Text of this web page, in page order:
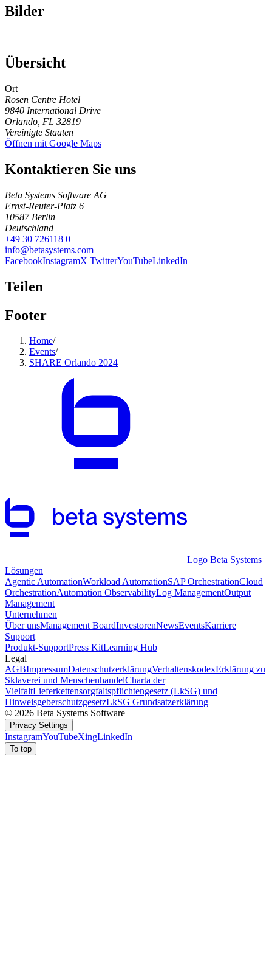
Bilder
Übersicht
Ort
Rosen Centre Hotel
9840 International Drive
Orlando, FL 32819
Vereinigte Staaten
Öffnen mit Google Maps
Kontaktieren Sie uns
Beta Systems Software AG
Ernst-Reuter-Platz 6
10587 Berlin
Deutschland
+49 30 726118 0
info@betasystems.com
FacebookInstagramX TwitterYouTubeLinkedIn
Teilen
Footer
Home/
Events/
SHARE Orlando 2024
Logo Beta Systems
Lösungen
Agentic AutomationWorkload AutomationSAP OrchestrationCloud
OrchestrationAutomation ObservabilityLog ManagementOutput
Management
Unternehmen
Über unsManagement BoardInvestorenNewsEventsKarriere
Support
Produkt-SupportPress KitLearning Hub
Legal
AGBImpressumDatenschutzerklärungVerhaltenskodexErklärung zu
Sklaverei und MenschenhandelCharta der
VielfaltLieferkettensorgfaltspflichtengesetz (LkSG) und
HinweisgeberschutzgesetzLkSG Grundsatzerklärung
© 2026 Beta Systems Software
Privacy Settings
InstagramYouTubeXingLinkedIn
To top